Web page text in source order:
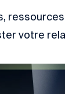
votre